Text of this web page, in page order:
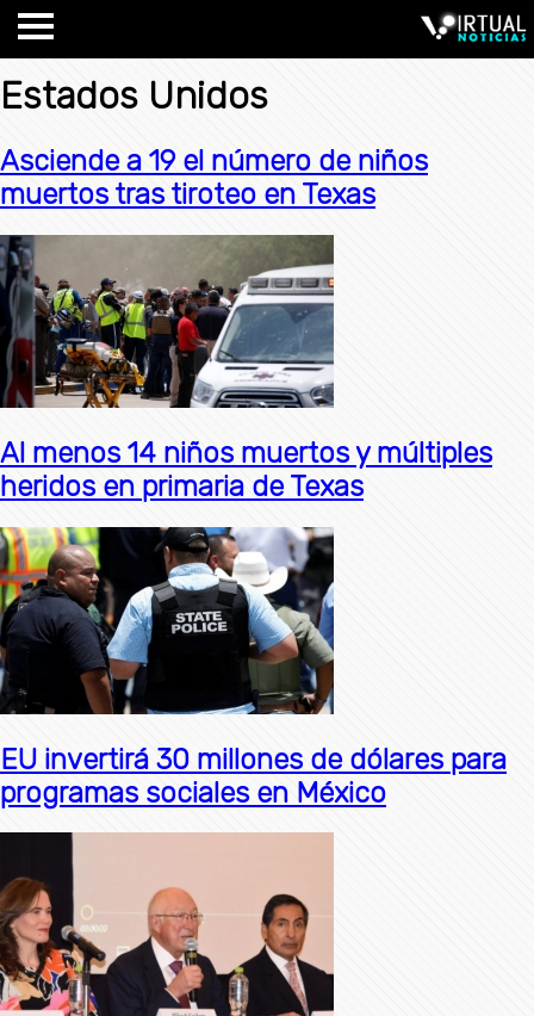
Estados Unidos
Asciende a 19 el número de niños
muertos tras tiroteo en Texas
Al menos 14 niños muertos y múltiples
heridos en primaria de Texas
EU invertirá 30 millones de dólares para
programas sociales en México